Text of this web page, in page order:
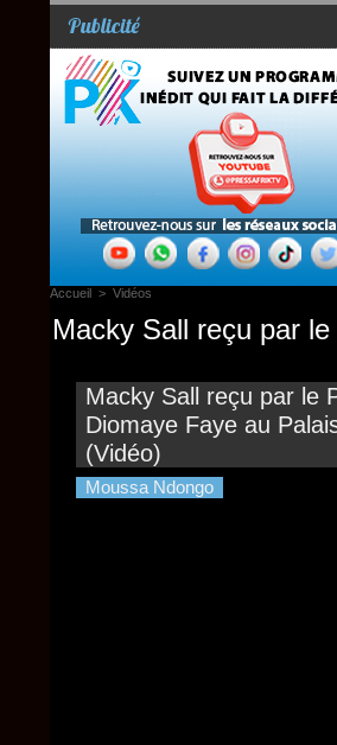
Publicité
Accueil > Vidéos
Macky Sall reçu par